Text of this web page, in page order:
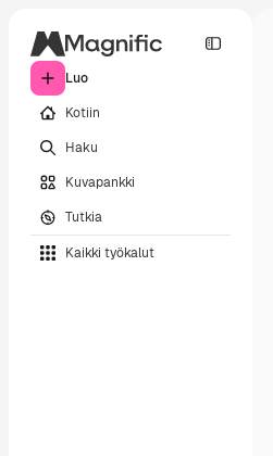
Luo
Kotiin
Haku
Kuvapankki
Tutkia
Kaikki työkalut